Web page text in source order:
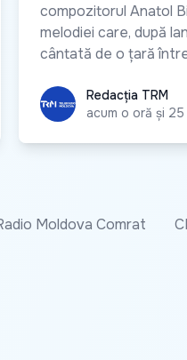
compozitorul Anatol
melodiei care, după
cântată de o țară
Redacția TRM
Redacția TRM
acum o oră și 25
Moldova Comrat